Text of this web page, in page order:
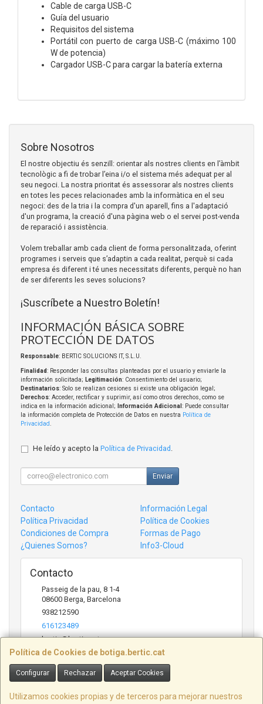
Cable de carga USB-C
Guía del usuario
Requisitos del sistema
Portátil con puerto de carga USB-C (máximo 100
W de potencia)
Cargador USB-C para cargar la batería externa
Política de Cookies de botiga.bertic.cat
Configurar Rechazar Aceptar Cookies
Utilizamos cookies propias y de terceros para mejorar nuestros
Sobre Nosotros
El nostre objectiu és senzill: orientar als nostres clients en l’àmbit
tecnològic a fi de trobar l’eina i/o el sistema més adequat per al
seu negoci. La nostra prioritat és assessorar als nostres clients
en totes les peces relacionades amb la informàtica en el seu
negoci: des de la tria i la compra d'un aparell, fins a l'adaptació
d'un programa, la creació d'una pàgina web o el servei post-venda
de reparació i assistència.
Volem treballar amb cada client de forma personalitzada, oferint
programes i serveis que s’adaptin a cada realitat, perquè si cada
empresa és diferent i té unes necessitats diferents, perquè no han
de ser diferents les seves solucions?
¡Suscríbete a Nuestro Boletín!
INFORMACIÓN BÁSICA SOBRE
PROTECCIÓN DE DATOS
Responsable: BERTIC SOLUCIONS IT, S.L.U.
Finalidad: Responder las consultas planteadas por el usuario y enviarle la
información solicitada; Legitimación: Consentimiento del usuario;
Destinatarios: Solo se realizan cesiones si existe una obligación legal;
Derechos: Acceder, rectificar y suprimir, así como otros derechos, como se
indica en la información adicional;
Información Adicional : Puede consultar
la información completa de Protección de Datos en nuestra Política de
Privacidad
He leído y acepto la Política de Privacidad
Enviar
Contacto
Información Legal
Política Privacidad
Política de Cookies
Condiciones de Compra
Formas de Pago
¿Quienes Somos?
Info3-Cloud
Contacto
Passeig de la pau, 8 1-4
08600 Berga Barcelona
938212590
616123489
bertic@bertic.cat
Horario
Lunes a Viernes (9h-14h | 15h-18h)